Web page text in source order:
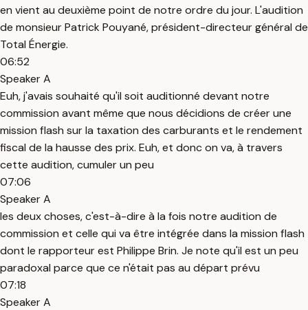
en vient au deuxième point de notre ordre du jour. L'audition
de monsieur Patrick Pouyané, président-directeur général de
Total Énergie.
06:52
Speaker A
Euh, j'avais souhaité qu'il soit auditionné devant notre
commission avant même que nous décidions de créer une
mission flash sur la taxation des carburants et le rendement
fiscal de la hausse des prix. Euh, et donc on va, à travers
cette audition, cumuler un peu
07:06
Speaker A
les deux choses, c'est-à-dire à la fois notre audition de
commission et celle qui va être intégrée dans la mission flash
dont le rapporteur est Philippe Brin. Je note qu'il est un peu
paradoxal parce que ce n'était pas au départ prévu
07:18
Speaker A